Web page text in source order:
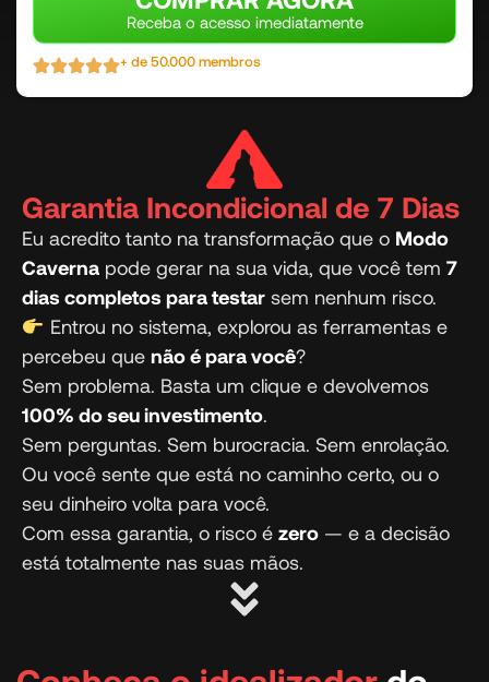
Receba o acesso imediatamente
+ de 50.000 membros
Garantia Incondicional de 7 Dias
Eu acredito tanto na transformação que o Modo
Caverna pode gerar na sua vida, que você tem 7
dias completos para testar sem nenhum risco.
Entrou no sistema, explorou as ferramentas e
percebeu que não é para você?
Sem problema. Basta um clique e devolvemos
100% do seu investimento.
Sem perguntas. Sem burocracia. Sem enrolação.
Ou você sente que está no caminho certo, ou o
seu dinheiro volta para você.
Com essa garantia, o risco é zero — e a decisão
está totalmente nas suas mãos.